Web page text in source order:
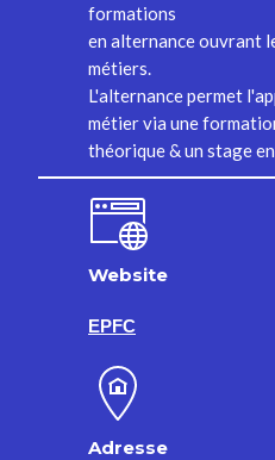
formations
en alternance ouvrant
métiers.
L'alternance permet
métier via une
théorique & un stage
Website
EPFC
Adresse